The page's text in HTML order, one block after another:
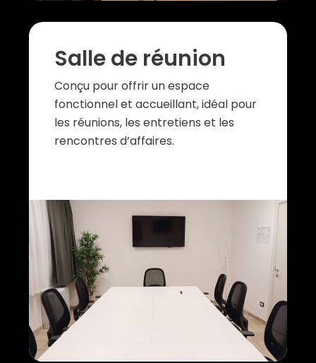
Salle de réunion
Conçu pour offrir un espace
fonctionnel et accueillant, idéal pour
les réunions, les entretiens et les
rencontres d’affaires.